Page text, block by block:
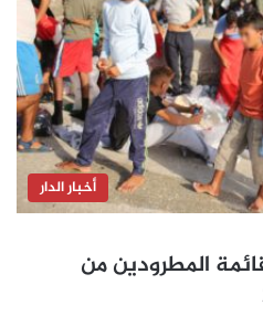
أخبار الدار
المطرودين من